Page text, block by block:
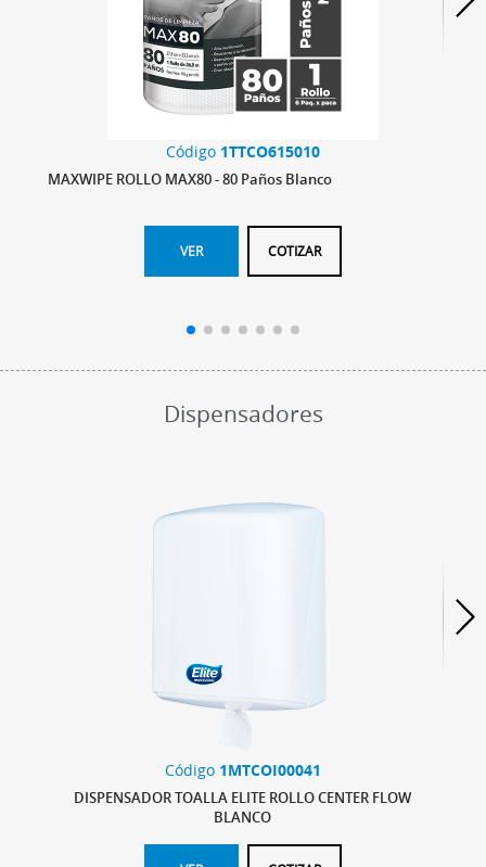
Código 1TTCO615010
MAXWIPE ROLLO MAX80 - 80 Paños Blanco
VER COTIZAR
Dispensadores
Código 1MTCOI00041
DISPENSADOR TOALLA ELITE ROLLO CENTER FLOW
BLANCO